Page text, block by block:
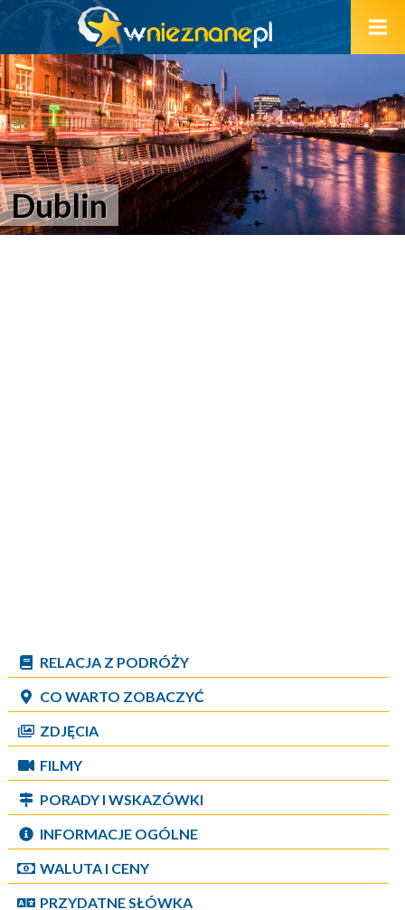
Dublin
RELACJA Z PODRÓŻY
CO WARTO ZOBACZYĆ
ZDJĘCIA
FILMY
PORADY I WSKAZÓWKI
INFORMACJE OGÓLNE
WALUTA I CENY
PRZYDATNE SŁÓWKA